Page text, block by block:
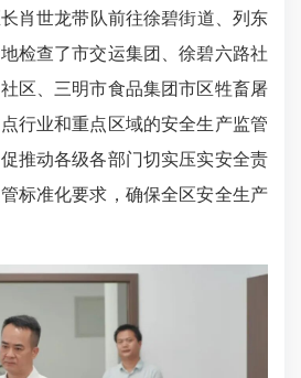
世龙带队前往徐碧街道、列东
检查了市交运集团、徐碧六路社
区、三明市食品集团市区牲畜屠
行业和重点区域的安全生产监管
推动各级各部门切实压实安全责
标准化要求，确保全区安全生产